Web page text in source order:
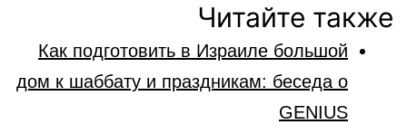
Читайте также
Как подготовить в Израиле большой
дом к шаббату и праздникам: беседа о
GENIUS